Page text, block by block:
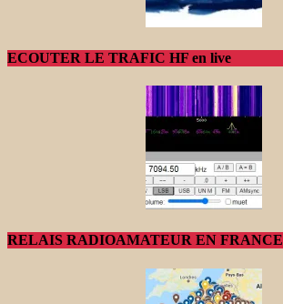
ECOUTER LE TRAFIC HF en live
RELAIS RADIOAMATEUR EN FRANCE